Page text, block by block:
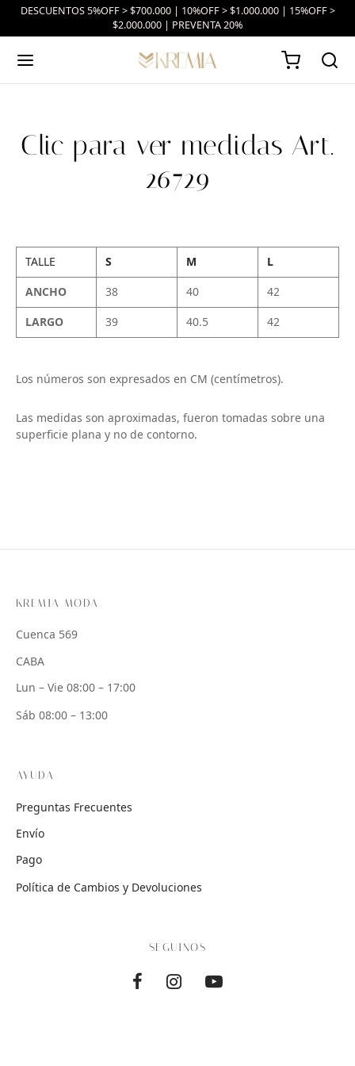
DESCUENTOS 5%OFF > $700.000 | 10%OFF > $1.000.000 | 15%OFF >
$2.000.000 | PREVENTA 20%
Clic para ver medidas Art.
26729
TALLE S M
L
ANCHO
38 40
42
LARGO
39 40.5 42
Los números son expresados en CM (centímetros).
Las medidas son aproximadas, fueron tomadas sobre una
superficie plana y no de contorno.
KREMIA MODA
Cuenca 569
CABA
Lun – Vie 08:00 – 17:00
Sáb 08:00 – 13:00
AYUDA
Preguntas Frecuentes
Envío
Pago
Política de Cambios y Devoluciones
SEGUINOS